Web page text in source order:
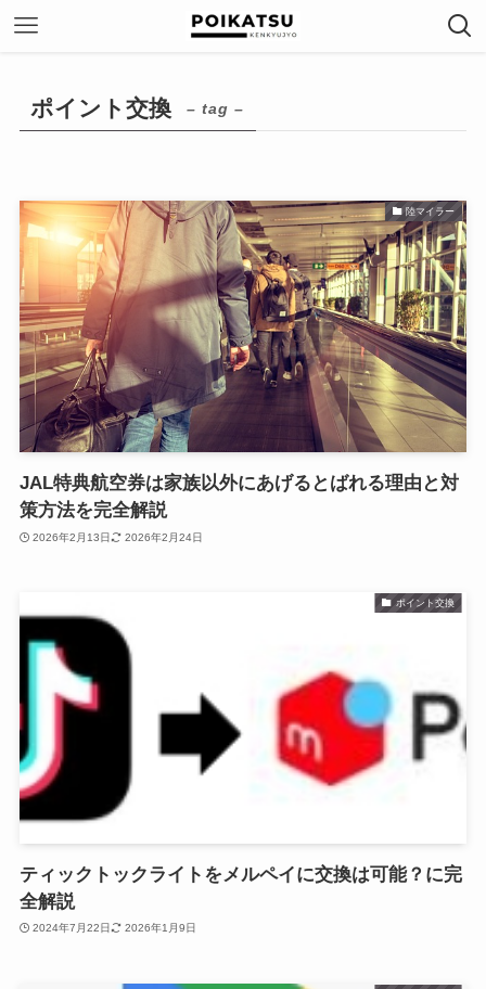
ポイント交換 – tag –
陸マイラー
JAL特典航空券は家族以外にあげるとばれる理由と対
策方法を完全解説
2026年2月13日 2026年2月24日
ポイント交換
ティックトックライトをメルペイに交換は可能？に完
全解説
2024年7月22日 2026年1月9日